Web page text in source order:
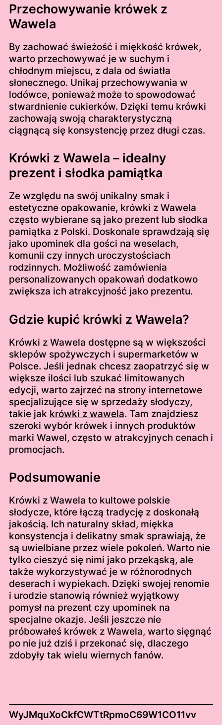
Przechowywanie krówek z
Wawela
By zachować świeżość i miękkość krówek,
warto przechowywać je w suchym i
chłodnym miejscu, z dala od światła
słonecznego. Unikaj przechowywania w
lodówce, ponieważ może to spowodować
stwardnienie cukierków. Dzięki temu krówki
zachowają swoją charakterystyczną
ciągnącą się konsystencję przez długi czas.
Krówki z Wawela – idealny
prezent i słodka pamiątka
Ze względu na swój unikalny smak i
estetyczne opakowanie, krówki z Wawela
często wybierane są jako prezent lub słodka
pamiątka z Polski. Doskonale sprawdzają się
jako upominek dla gości na weselach,
komunii czy innych uroczystościach
rodzinnych. Możliwość zamówienia
personalizowanych opakowań dodatkowo
zwiększa ich atrakcyjność jako prezentu.
Gdzie kupić krówki z Wawela?
Krówki z Wawela dostępne są w większości
sklepów spożywczych i supermarketów w
Polsce. Jeśli jednak chcesz zaopatrzyć się w
większe ilości lub szukać limitowanych
edycji, warto zajrzeć na strony internetowe
specjalizujące się w sprzedaży słodyczy,
takie jak krówki z wawela. Tam znajdziesz
szeroki wybór krówek i innych produktów
marki Wawel, często w atrakcyjnych cenach i
promocjach.
Podsumowanie
Krówki z Wawela to kultowe polskie
słodycze, które łączą tradycję z doskonałą
jakością. Ich naturalny skład, miękka
konsystencja i delikatny smak sprawiają, że
są uwielbiane przez wiele pokoleń. Warto nie
tylko cieszyć się nimi jako przekąską, ale
także wykorzystywać je w różnorodnych
deserach i wypiekach. Dzięki swojej renomie
i urodzie stanowią również wyjątkowy
pomysł na prezent czy upominek na
specjalne okazje. Jeśli jeszcze nie
próbowałeś krówek z Wawela, warto sięgnąć
po nie już dziś i przekonać się, dlaczego
zdobyły tak wielu wiernych fanów.
WyJMquXoCkfCWTtRpmoC69W1CO11vv